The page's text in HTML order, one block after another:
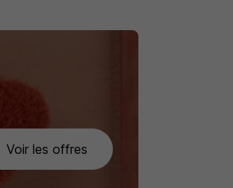
Voir les offres